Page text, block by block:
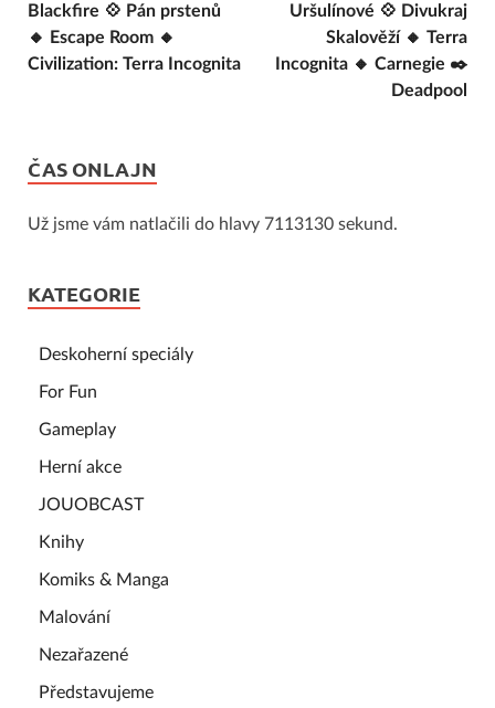
Blackfire 💠 Pán prstenů
🔸 Escape Room 🔸
Civilization: Terra Incognita
Uršulínové 💠 Divukraj
Skalověží 🔸 Terra
Incognita 🔸 Carnegie ✒️
Deadpool
ČAS ONLAJN
Už jsme vám natlačili do hlavy 7113130 sekund.
KATEGORIE
Deskoherní speciály
For Fun
Gameplay
Herní akce
JOUOBCAST
Knihy
Komiks & Manga
Malování
Nezařazené
Představujeme